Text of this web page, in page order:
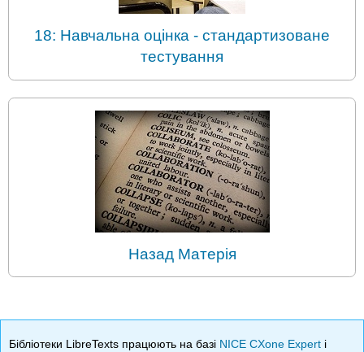
18: Навчальна оцінка - стандартизоване
тестування
Назад Матерія
Бібліотеки LibreTexts працюють на базі NICE CXone Expert і